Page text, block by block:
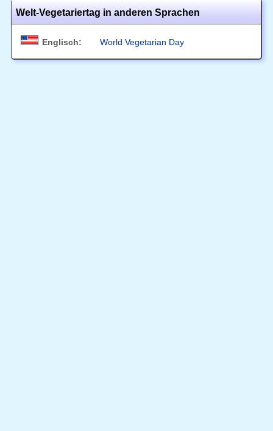
Welt-Vegetariertag in anderen Sprachen
Englisch: World Vegetarian Day